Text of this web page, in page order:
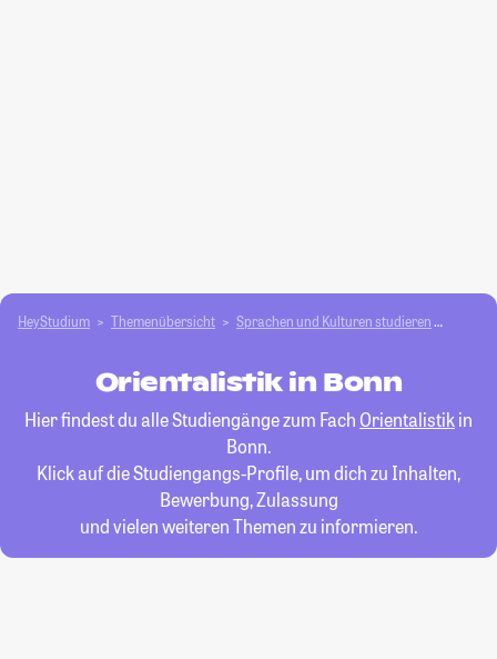
HeyStudium Themenübersicht Sprachen und Kulturen studieren
Orientalistik in Bonn
Hier findest du alle Studiengänge zum Fach Orientalistikin
Bonn.
Klick auf die Studiengangs-Profile, um dich zu Inhalten,
Bewerbung, Zulassung
und vielen weiteren Themen zu informieren.